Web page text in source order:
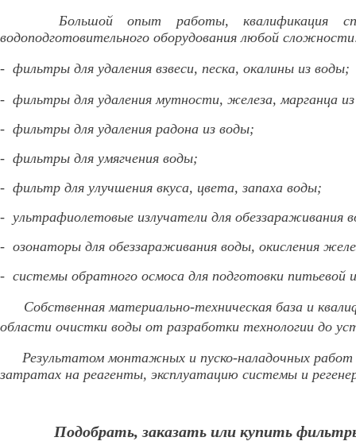
Большой опыт работы, квалификация
водоподготовительного оборудования любой
- фильтры для удаления взвеси, песка, окалины из воды;
- фильтры для удаления мутности, железа, марганца
- фильтры для удаления радона из воды;
- фильтры для умягчения воды;
- фильтр для улучшения вкуса, цвета, запаха воды;
- ультрафиолетовые излучатели для обеззараживания
- озонаторы для обеззараживания воды, окисления
- системы обратного осмоса для подготовки питьевой
Собственная материально-техническая база и
области очистки воды от разработки технологии до
Результатом монтажных и пуско-наладочных
затратах на реагенты, эксплуатацию системы и
Подобрать, заказать или купить